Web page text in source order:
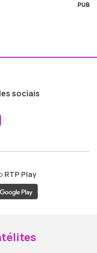
PUB
sociais
ao
RTP Play